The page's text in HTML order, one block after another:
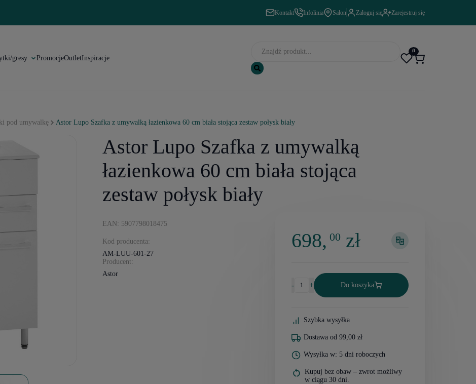
Kontakt Infolinia Salon Zaloguj się Zarejestruj się
gresy PromocjeOutletInspiracje
0
pod umywalkę Astor Lupo Szafka z umywalką łazienkowa 60 cm biała stojąca zestaw połysk biały
Astor Lupo Szafka z umywalką
łazienkowa 60 cm biała stojąca
zestaw połysk biały
EAN: 5907798018475
Kod producenta:
AM-LUU-601-27
Producent:
Astor
698,00 zł
- + Do koszyka
Szybka wysyłka
Dostawa od 99,00 zł
Wysyłka w: 5 dni roboczych
Kupuj bez obaw – zwrot możliwy
w ciągu 30 dni.